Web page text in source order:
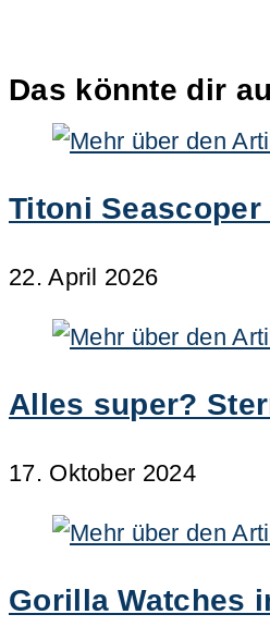
Das könnte dir
Titoni
22. April 2026
Alles super?
17. Oktober 2024
Gorilla Watches